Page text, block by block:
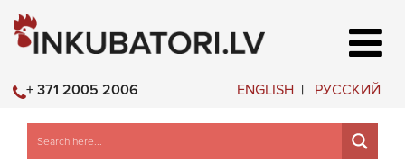
ENGLISH РУССКИЙ
+ 371 2005 2006